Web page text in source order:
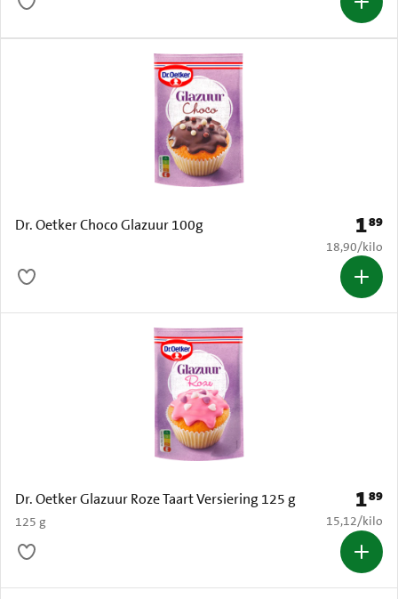
Dr. Oetker Choco Glazuur 100g Prijs:
189
€ 18,90 per
18,90/kilo
Dr. Oetker Glazuur Roze Taart Versiering 125 g
125 g
Prijs:
189
€ 15,12 per
15,12/kilo